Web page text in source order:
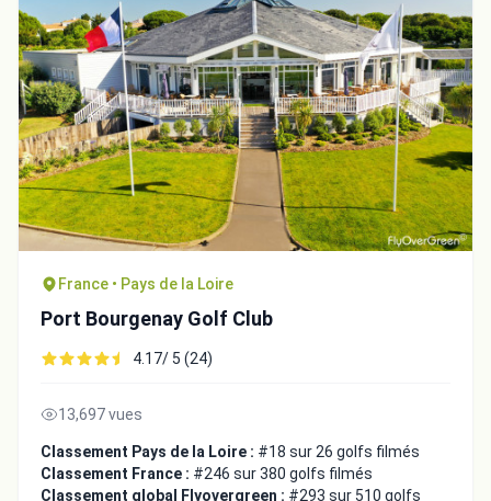
France • Pays de la Loire
Port Bourgenay Golf Club
4.17/ 5 (24)
13,697 vues
Classement Pays de la Loire : #18 sur 26 golfs filmés
Classement France : #246 sur 380 golfs filmés
Classement global Flyovergreen : #293 sur 510 golfs